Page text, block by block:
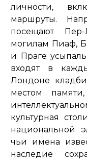
личности,
маршруты.
посещают Пер-
могилам Пиаф,
и Праге
входят в
Лондоне
местом
культурная
национальной
чьи имена
наследие